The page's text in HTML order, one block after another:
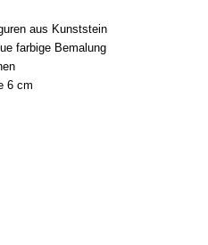
aus Kunststein
farbige Bemalung
6 cm